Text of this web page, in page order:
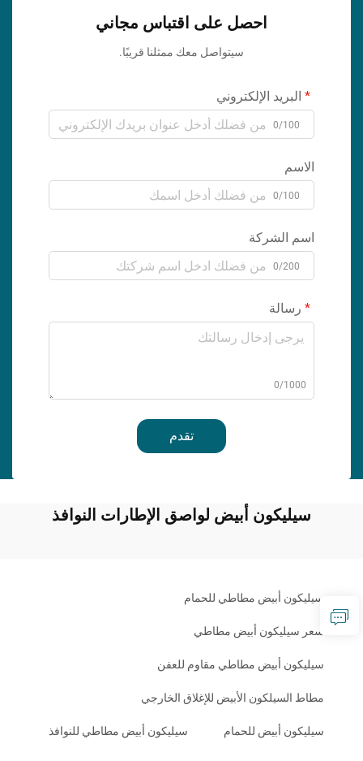
احصل على اقتباس مجاني
سيتواصل معك ممثلنا قريبًا.
البريد الإلكتروني
0/100
الاسم
0/100
اسم الشركة
0/200
رسالة
0/1000
تقدم
سيليكون أبيض لواصق الإطارات النوافذ
سيليكون أبيض مطاطي للحمام
سعر سيليكون أبيض مطاطي
سيليكون أبيض مطاطي مقاوم للعفن
مطاط السيلكون الأبيض للإغلاق الخارجي
سيليكون أبيض للحمام سيليكون أبيض مطاطي للنوافذ